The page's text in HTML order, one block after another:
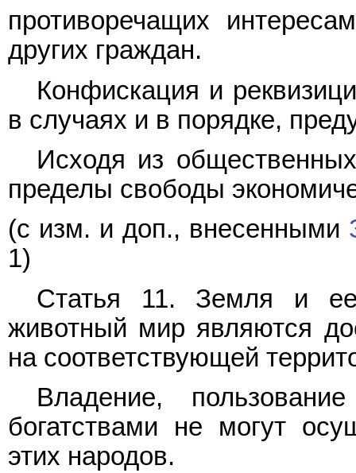
противоречащих
других граждан.
Конфискация и
в случаях и в порядке,
Исходя из
пределы свободы
(с изм. и доп., внесенными
1)
Статья 11. Земля и
животный мир являются
на соответствующей
Владение,
богатствами не могут
этих народов.